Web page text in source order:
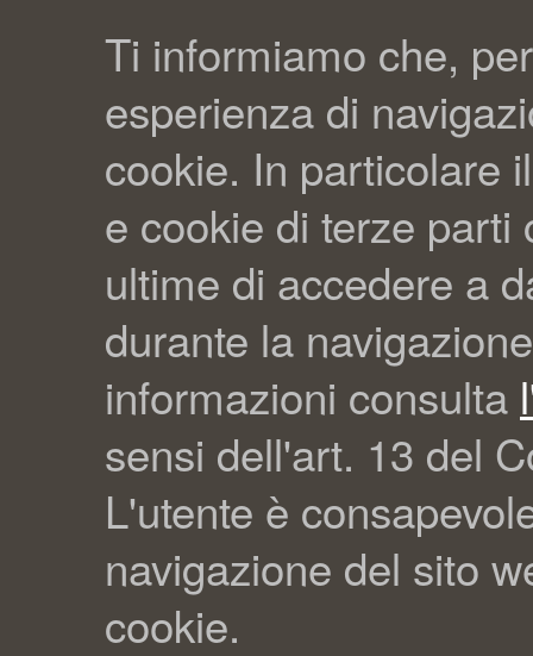
Ti informiamo che,
esperienza di
cookie. In particolare
e cookie di terze parti
ultime di accedere a
durante la
informazioni consulta
sensi dell'art. 13 del
L'utente è
navigazione del sito
cookie.